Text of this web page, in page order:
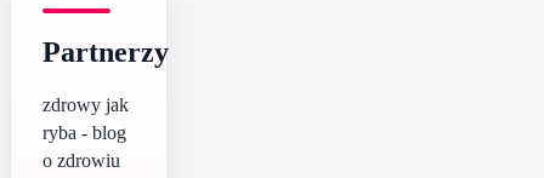
Partnerzy
zdrowy jak
ryba - blog
o zdrowiu